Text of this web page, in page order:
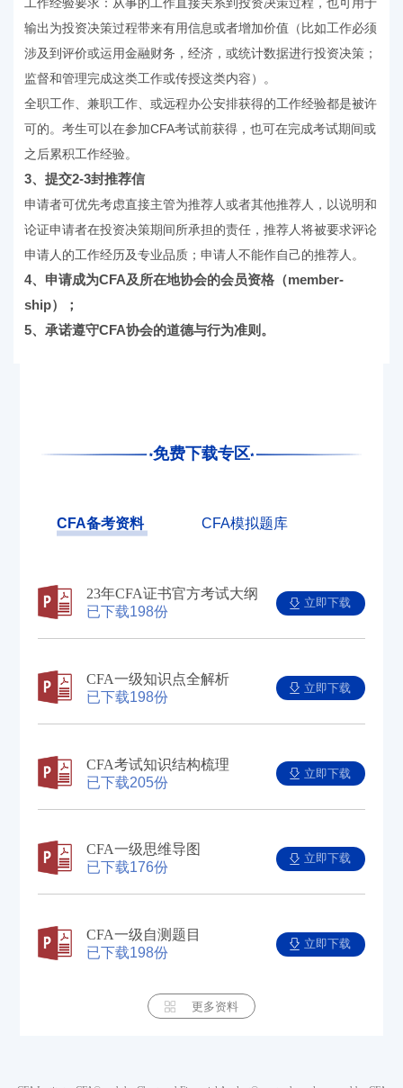
输出为投资决策过程带来有用信息或者增加价值（比如工作必须
涉及到评价或运用金融财务，经济，或统计数据进行投资决策；
监督和管理完成这类工作或传授这类内容）。
全职工作、兼职工作、或远程办公安排获得的工作经验都是被许
可的。考生可以在参加CFA考试前获得，也可在完成考试期间或
之后累积工作经验。
3、提交2-3封推荐信
申请者可优先考虑直接主管为推荐人或者其他推荐人，以说明和
论证申请者在投资决策期间所承担的责任，推荐人将被要求评论
申请人的工作经历及专业品质；申请人不能作自己的推荐人。
4、申请成为CFA及所在地协会的会员资格（member-
ship）；
5、承诺遵守CFA协会的道德与行为准则。
免费下载专区
CFA备考资料 CFA模拟题库
23年CFA证书官方考试大纲
已下载198份
立即下载
CFA一级知识点全解析
已下载198份
立即下载
CFA考试知识结构梳理
已下载205份
立即下载
CFA一级思维导图
已下载176份
立即下载
CFA一级自测题目
已下载198份
立即下载
更多资料